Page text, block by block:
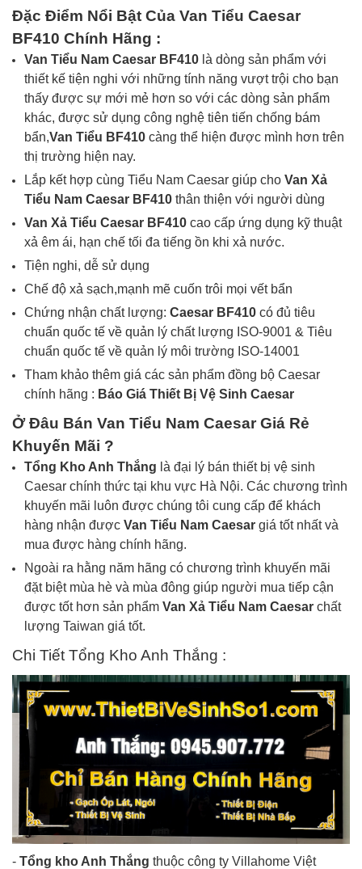
Đặc Điểm Nổi Bật Của Van Tiểu Caesar
BF410 Chính Hãng :
Van Tiểu Nam Caesar BF410 là dòng sản phẩm với
thiết kế tiện nghi với những tính năng vượt trội cho bạn
thấy được sự mới mẻ hơn so với các dòng sản phẩm
khác, được sử dụng công nghệ tiên tiến chống bám
bẩn,Van Tiểu BF410 càng thể hiện được mình hơn trên
thị trường hiện nay.
Lắp kết hợp cùng Tiểu Nam Caesar giúp cho Van Xả
Tiểu Nam Caesar BF410 thân thiện với người dùng
Van Xả Tiểu Caesar BF410 cao cấp ứng dụng kỹ thuật
xả êm ái, hạn chế tối đa tiếng ồn khi xả nước.
Tiện nghi, dễ sử dụng
Chế độ xả sạch,mạnh mẽ cuốn trôi mọi vết bẩn
Chứng nhận chất lượng: Caesar BF410 có đủ tiêu
chuẩn quốc tế về quản lý chất lượng ISO-9001 & Tiêu
chuẩn quốc tế về quản lý môi trường ISO-14001
Tham khảo thêm giá các sản phẩm đồng bộ Caesar
chính hãng : Báo Giá Thiết Bị Vệ Sinh Caesar
Ở Đâu Bán Van Tiểu Nam Caesar Giá Rẻ
Khuyến Mãi ?
Tổng Kho Anh Thắng là đại lý bán thiết bị vệ sinh
Caesar chính thức tại khu vực Hà Nội. Các chương trình
khuyến mãi luôn được chúng tôi cung cấp để khách
hàng nhận được Van Tiểu Nam Caesar giá tốt nhất và
mua được hàng chính hãng.
Ngoài ra hằng năm hãng có chương trình khuyến mãi
đặt biệt mùa hè và mùa đông giúp người mua tiếp cận
được tốt hơn sản phẩm Van Xả Tiểu Nam Caesar chất
lượng Taiwan giá tốt.
Chi Tiết Tổng Kho Anh Thắng :
- Tổng kho Anh Thắng thuộc công ty Villahome Việt